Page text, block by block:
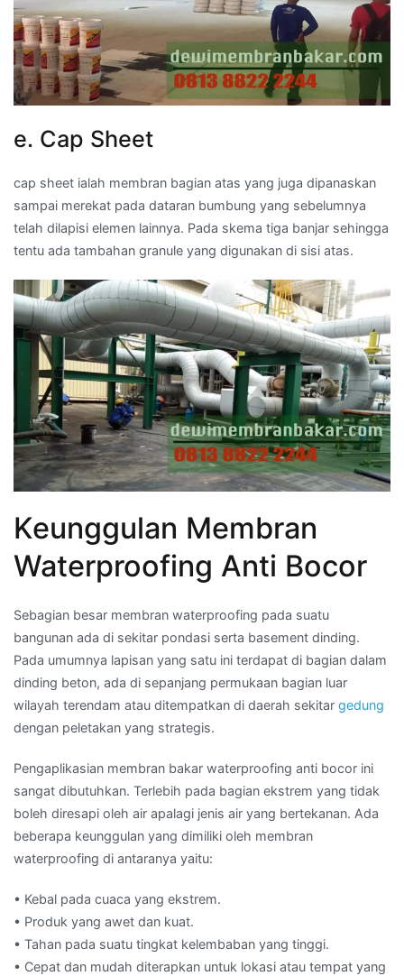
e. Cap Sheet
cap sheet ialah membran bagian atas yang juga dipanaskan
sampai merekat pada dataran bumbung yang sebelumnya
telah dilapisi elemen lainnya. Pada skema tiga banjar sehingga
tentu ada tambahan granule yang digunakan di sisi atas.
Keunggulan Membran
Waterproofing Anti Bocor
Sebagian besar membran waterproofing pada suatu
bangunan ada di sekitar pondasi serta basement dinding.
Pada umumnya lapisan yang satu ini terdapat di bagian dalam
dinding beton, ada di sepanjang permukaan bagian luar
wilayah terendam atau ditempatkan di daerah sekitar gedung
dengan peletakan yang strategis.
Pengaplikasian membran bakar waterproofing anti bocor ini
sangat dibutuhkan. Terlebih pada bagian ekstrem yang tidak
boleh diresapi oleh air apalagi jenis air yang bertekanan. Ada
beberapa keunggulan yang dimiliki oleh membran
waterproofing di antaranya yaitu:
• Kebal pada cuaca yang ekstrem.
• Produk yang awet dan kuat.
• Tahan pada suatu tingkat kelembaban yang tinggi.
• Cepat dan mudah diterapkan untuk lokasi atau tempat yang